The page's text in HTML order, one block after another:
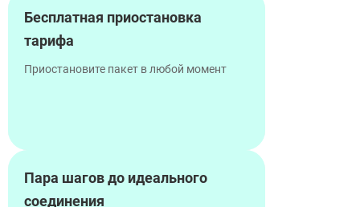
Бесплатная приостановка
тарифа
Приостановите пакет в любой момент
Пара шагов до идеального
соединения